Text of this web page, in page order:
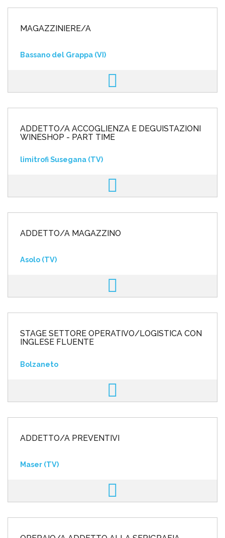
MAGAZZINIERE/A
Bassano del Grappa (VI)
ADDETTO/A ACCOGLIENZA E DEGUISTAZIONI
WINESHOP - PART TIME
limitrofi Susegana (TV)
ADDETTO/A MAGAZZINO
Asolo (TV)
STAGE SETTORE OPERATIVO/LOGISTICA CON
INGLESE FLUENTE
Bolzaneto
ADDETTO/A PREVENTIVI
Maser (TV)